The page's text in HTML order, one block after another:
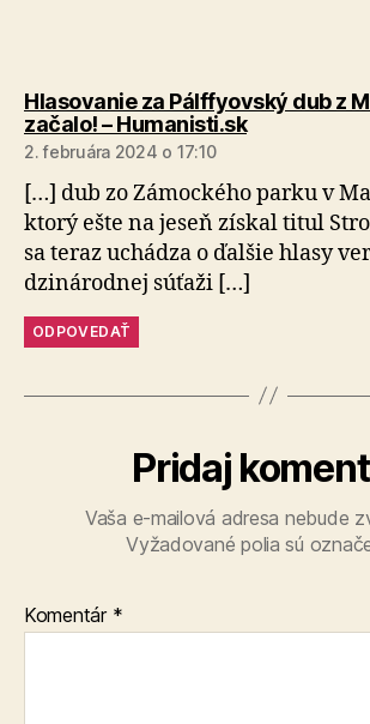
Hlasovanie za Pálffyovský dub z
začalo! – Humanisti.skhovorí:
2. februára 2024 o 17:10
[…] dub zo Zá­moc­kého parku v
ktorý ešte na je­seň získal titul
sa teraz uchádza o ďal­šie hlasy
dzi­ná­rod­nej súťaži […]
ODPOVEDAŤ
Pridaj
Vaša e-mailová adresa nebude
Vyžadované polia sú
Komentár *